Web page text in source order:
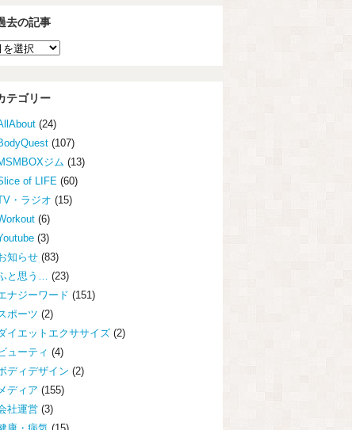
去の記事
テゴリー
(24)
(107)
ジム (13)
of LIFE (60)
・ラジオ (15)
(6)
(3)
知らせ(83)
と思う…
(23)
ナジーワード (151)
ポーツ (2)
イエットエクササイズ(2)
ューティ (4)
ディデザイン (2)
メディア (155)
社運営(3)